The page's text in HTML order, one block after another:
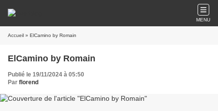
MENU
Accueil » ElCamino by Romain
ElCamino by Romain
Publié le 19/11/2024 à 05:50
Par florend